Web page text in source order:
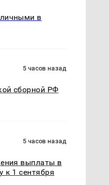
в
5 часов назад
сборной РФ
5 часов назад
выплаты в
к 1 сентября